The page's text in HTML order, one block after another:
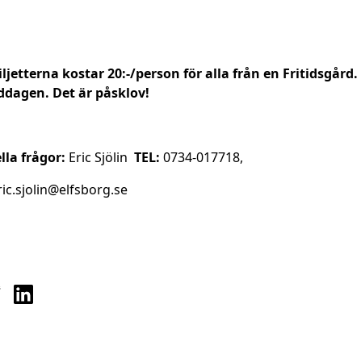
kostar 20:-/person för alla från en
Det är påsklov!
frågor: Eric Sjölin TEL: 0734-017718,